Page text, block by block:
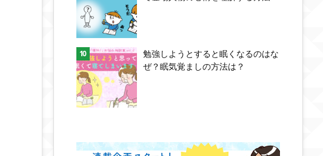
勉強しようとすると眠くなるのはな
ぜ？眠気覚ましの方法は？